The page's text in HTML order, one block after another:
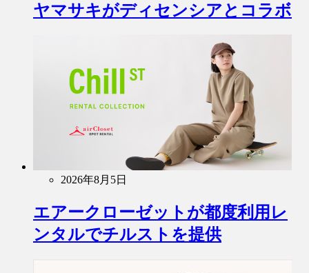
ヤマサキがディセンシアとコラボ
2026年8月5日
エアークローゼットが都度利用レ
ンタルでチルストを提供